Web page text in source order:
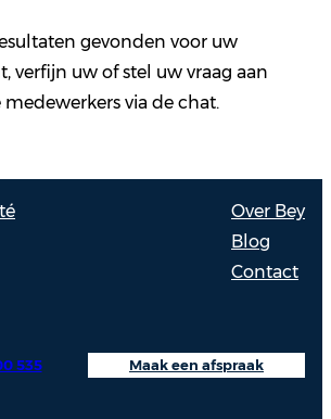
gevonden voor uw
verfijn uw of stel uw vraag aan
via de chat.
Over Bey
Blog
Contact
Maak een afspraak
535